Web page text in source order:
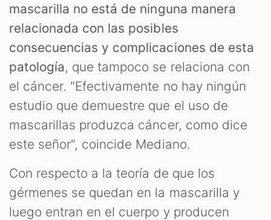
mascarilla no está de ninguna manera
relacionada con las posibles
consecuencias y complicaciones de esta
patología, que tampoco se relaciona con
el cáncer. "Efectivamente no hay ningún
estudio que demuestre que el uso de
mascarillas produzca cáncer, como dice
este señor", coincide Mediano.
Con respecto a la teoría de que los
gérmenes se quedan en la mascarilla y
luego entran en el cuerpo y producen